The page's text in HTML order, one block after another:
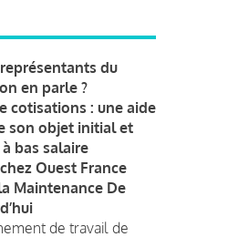
du
en parle ?
cotisations : une aide
son objet initial et
bas salaire
Ouest France
Maintenance De
de travail de